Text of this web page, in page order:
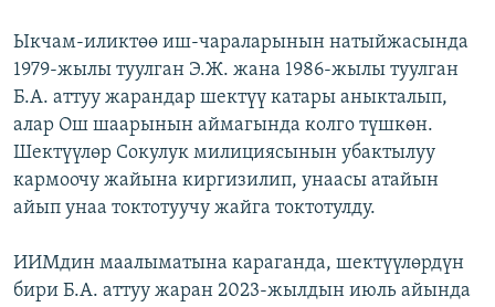
Ыкчам-иликтөө иш-чараларынын натыйжасында
1979-жылы туулган Э.Ж. жана 1986-жылы туулган
Б.А. аттуу жарандар шектүү катары аныкталып,
алар Ош шаарынын аймагында колго түшкөн.
Шектүүлөр Сокулук милициясынын убактылуу
кармоочу жайына киргизилип, унаасы атайын
айып унаа токтотуучу жайга токтотулду.
ИИМдин маалыматына караганда, шектүүлөрдүн
бири Б.А. аттуу жаран 2023-жылдын июль айында